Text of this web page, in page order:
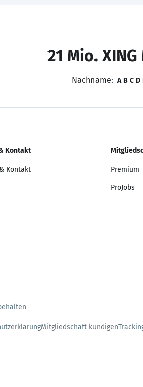
21 Mio.
Nachname: A B C D
Kontakt
Kontakt Premium
ProJobs
Mitgliedschaft kündigen